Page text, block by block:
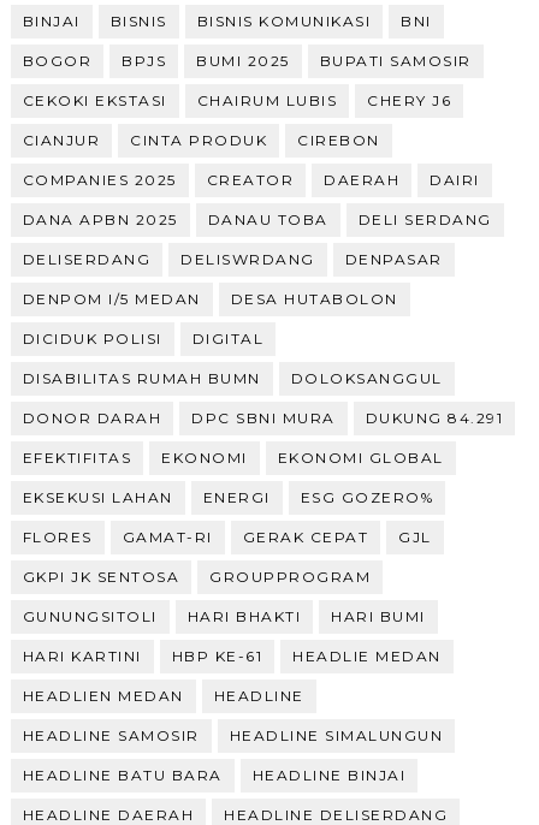
BINJAI BISNIS BISNIS KOMUNIKASI BNI
BOGOR BPJS BUMI 2025 BUPATI SAMOSIR
CEKOKI EKSTASI CHAIRUM LUBIS CHERY J6
CIANJUR CINTA PRODUK CIREBON
COMPANIES 2025 CREATOR DAERAH DAIRI
DANA APBN 2025 DANAU TOBA DELI SERDANG
DELISERDANG DELISWRDANG DENPASAR
DENPOM I/5 MEDAN DESA HUTABOLON
DICIDUK POLISI DIGITAL
DISABILITAS RUMAH BUMN DOLOKSANGGUL
DONOR DARAH DPC SBNI MURA DUKUNG 84.291
EFEKTIFITAS EKONOMI EKONOMI GLOBAL
EKSEKUSI LAHAN ENERGI ESG GOZERO%
FLORES GAMAT-RI GERAK CEPAT GJL
GKPI JK SENTOSA GROUPPROGRAM
GUNUNGSITOLI HARI BHAKTI HARI BUMI
HARI KARTINI HBP KE-61 HEADLIE MEDAN
HEADLIEN MEDAN HEADLINE
HEADLINE SAMOSIR HEADLINE SIMALUNGUN
HEADLINE BATU BARA HEADLINE BINJAI
HEADLINE DAERAH HEADLINE DELISERDANG